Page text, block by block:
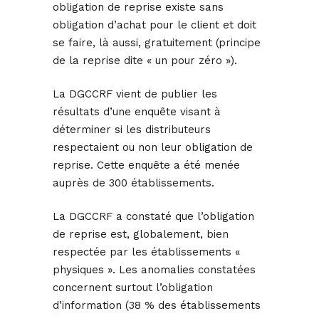
obligation de reprise existe sans
obligation d’achat pour le client et doit
se faire, là aussi, gratuitement (principe
de la reprise dite « un pour zéro »).
La DGCCRF vient de publier les
résultats d’une enquête visant à
déterminer si les distributeurs
respectaient ou non leur obligation de
reprise. Cette enquête a été menée
auprès de 300 établissements.
La DGCCRF a constaté que l’obligation
de reprise est, globalement, bien
respectée par les établissements «
physiques ». Les anomalies constatées
concernent surtout l’obligation
d’information (38 % des établissements